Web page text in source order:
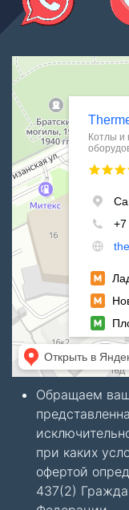
Thermex Store
Котлы и котельное
Водонагреватели в
Обращаем
при каких
офертой
437(2)